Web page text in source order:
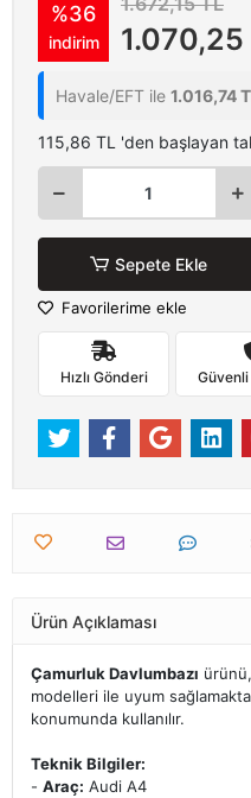
%36
indirim 1.070,25
Havale/EFT ile 1.016,74
115,86 TL 'den başlayan
Sepete Ekle
Favorilerime ekle
Hızlı Gönderi Güvenli
Ürün Açıklaması
Çamurluk Davlumbazı ürünü,
modelleri ile uyum
konumunda kullanılır.
Teknik Bilgiler:
- Araç: Audi A4